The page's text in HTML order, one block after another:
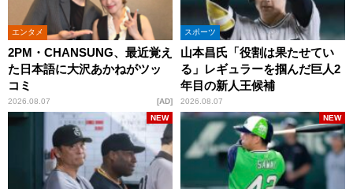
エンタメ
2PM・CHANSUNG、最近覚え
た日本語に大沢あかねがツッ
コミ
2026.08.07 AD
スポーツ
山本昌氏「役割は果たせてい
る」レギュラーを掴んだ巨人2
年目の新人王候補
2026.08.07
NEW NEW